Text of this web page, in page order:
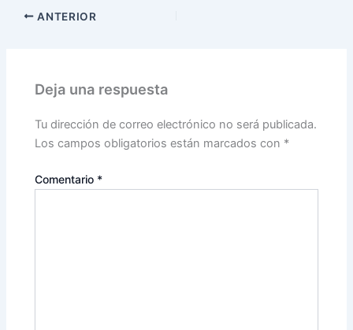
ANTERIOR
Deja una respuesta
Tu dirección de correo electrónico no será publicada.
Los campos obligatorios están marcados con *
Comentario *